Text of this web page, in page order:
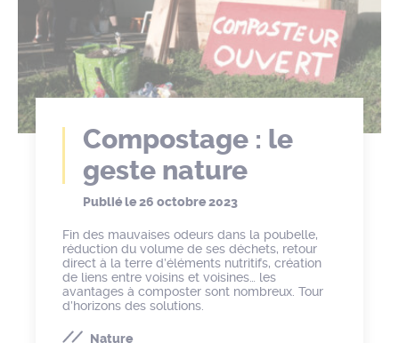
Compostage : le
geste nature
Publié le26 octobre 2023
Fin des mauvaises odeurs dans la poubelle,
réduction du volume de ses déchets, retour
direct à la terre d’éléments nutritifs, création
de liens entre voisins et voisines… les
avantages à composter sont nombreux. Tour
d’horizons des solutions.
Nature